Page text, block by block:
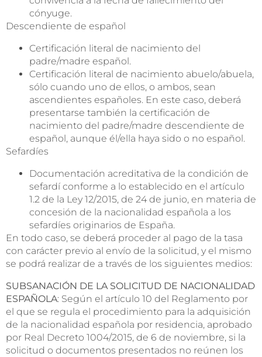
cónyuge.
Descendiente de español
Certificación literal de nacimiento del
padre/madre español.
Certificación literal de nacimiento abuelo/abuela,
sólo cuando uno de ellos, o ambos, sean
ascendientes españoles. En este caso, deberá
presentarse también la certificación de
nacimiento del padre/madre descendiente de
español, aunque él/ella haya sido o no español.
Sefardíes
Documentación acreditativa de la condición de
sefardí conforme a lo establecido en el artículo
1.2 de la Ley 12/2015, de 24 de junio, en materia de
concesión de la nacionalidad española a los
sefardíes originarios de España.
En todo caso, se deberá proceder al pago de la tasa
con carácter previo al envío de la solicitud, y el mismo
se podrá realizar de a través de los siguientes medios:
SUBSANACIÓN DE LA SOLICITUD DE NACIONALIDAD
ESPAÑOLA: Según el artículo 10 del Reglamento por
el que se regula el procedimiento para la adquisición
de la nacionalidad española por residencia, aprobado
por Real Decreto 1004/2015, de 6 de noviembre, si la
solicitud o documentos presentados no reúnen los